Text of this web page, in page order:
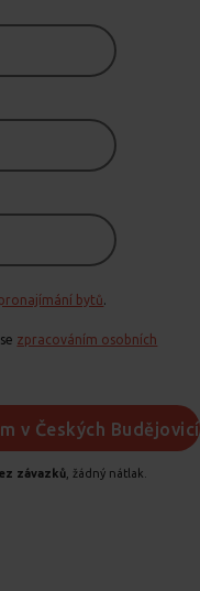
bytů.
zpracováním osobních
závazků, žádný nátlak.